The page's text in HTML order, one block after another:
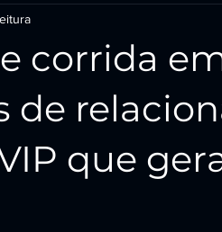
corrida
de
que